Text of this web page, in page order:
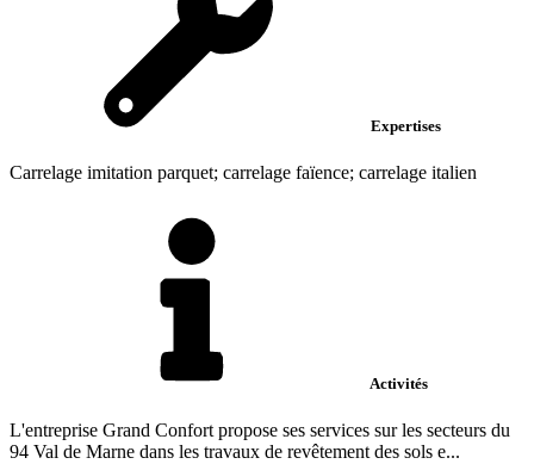
Expertises
Carrelage imitation parquet; carrelage faïence; carrelage italien
Activités
L'entreprise Grand Confort propose ses services sur les secteurs du
94 Val de Marne dans les travaux de revêtement des sols e...